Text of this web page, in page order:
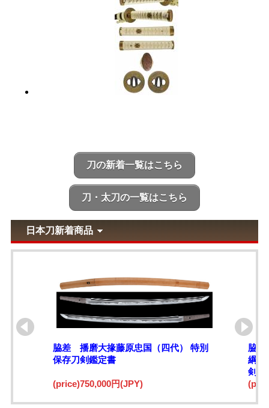
刀の新着一覧はこちら
刀・太刀の一覧はこちら
日本刀新着商品
脇差 播磨大掾藤原忠国（四代） 特別
保存刀剣鑑定書
(price)750,000円(JPY)
脇
綱)
剣